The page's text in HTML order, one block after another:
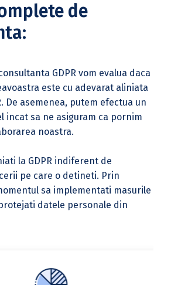
de
GDPR vom evalua daca
este cu adevarat aliniata
De asemenea, putem efectua un
incat sa ne asiguram ca pornim
noastra.
la GDPR indiferent de
pe care o detineti. Prin
sa implementati masurile
datele personale din